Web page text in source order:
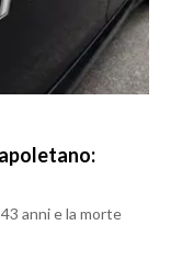
anni e la morte